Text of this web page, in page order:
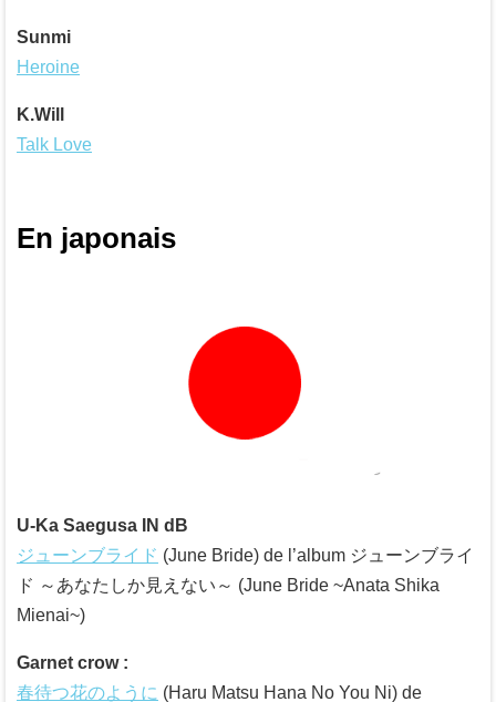
Sunmi
Heroine
K.Will
Talk Love
En japonais
U-Ka Saegusa IN dB
ジューンブライド (June Bride) de l’album ジューンブライ
ド ～あなたしか見えない～ (June Bride ~Anata Shika
Mienai~)
Garnet crow :
春待つ花のように (Haru Matsu Hana No You Ni) de